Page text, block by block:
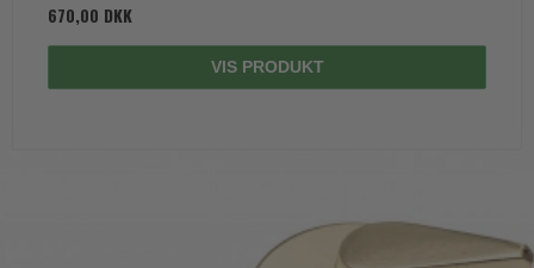
670,00 DKK
VIS PRODUKT